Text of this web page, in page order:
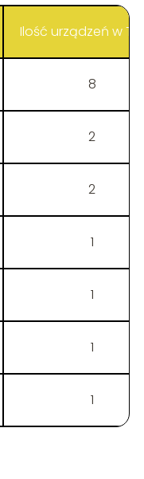
Ilość urządzeń w
8
2
2
1
1
1
1